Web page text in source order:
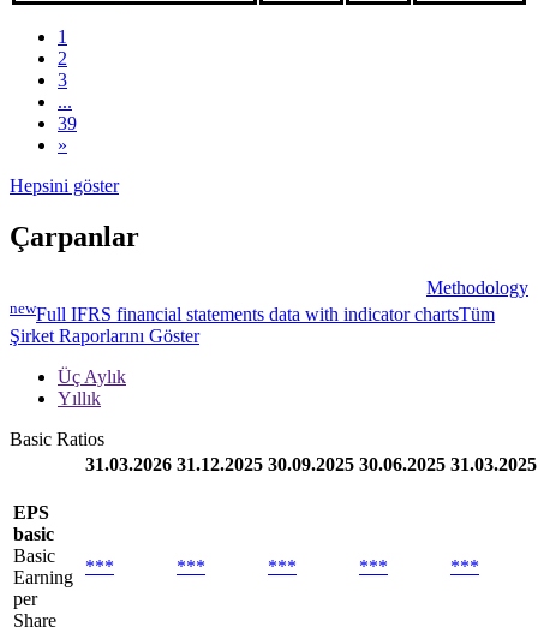
1
2
3
...
39
»
Hepsini göster
Çarpanlar
Methodology
newFull IFRS financial statements data with indicator chartsTüm
Şirket Raporlarını Göster
Üç Aylık
Yıllık
Basic Ratios
31.03.2026 31.12.2025 30.09.2025 30.06.2025 31.03.2025
EPS
basic
Basic
Earning
per
Share
*** *** *** *** ***